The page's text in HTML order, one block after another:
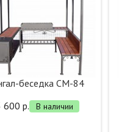
беседка СМ-84
600 р.
В наличии